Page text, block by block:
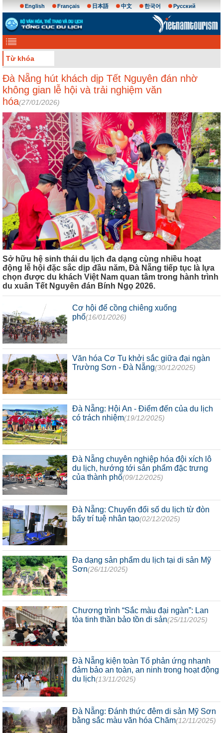
English Français 日本語 中文 한국어 Русский
Từ khóa
Đà Nẵng hút khách dịp Tết Nguyên đán nhờ
không gian lễ hội và trải nghiệm văn
hóa(27/01/2026)
Sở hữu hệ sinh thái du lịch đa dạng cùng nhiều hoạt
động lễ hội đặc sắc dịp đầu năm, Đà Nẵng tiếp tục là lựa
chọn được du khách Việt Nam quan tâm trong hành trình
du xuân Tết Nguyên đán Bính Ngọ 2026.
Cơ hội để cồng chiêng xuống
phố(16/01/2026)
Văn hóa Cơ Tu khởi sắc giữa đại ngàn
Trường Sơn - Đà Nẵng(30/12/2025)
Đà Nẵng: Hội An - Điểm đến của du lịch
có trách nhiệm(19/12/2025)
Đà Nẵng chuyên nghiệp hóa đội xích lô
du lịch, hướng tới sản phẩm đặc trưng
của thành phố(09/12/2025)
Đà Nẵng: Chuyển đổi số du lịch từ đòn
bẩy trí tuệ nhân tạo(02/12/2025)
Đa dạng sản phẩm du lịch tại di sản Mỹ
Sơn(26/11/2025)
Chương trình “Sắc màu đại ngàn”: Lan
tỏa tinh thần bảo tồn di sản(25/11/2025)
Đà Nẵng kiện toàn Tổ phản ứng nhanh
đảm bảo an toàn, an ninh trong hoạt động
du lịch(13/11/2025)
Đà Nẵng: Đánh thức đêm di sản Mỹ Sơn
bằng sắc màu văn hóa Chăm(12/11/2025)